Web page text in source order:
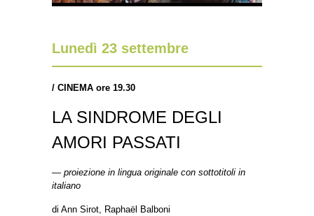
Lunedì 23 settembre
/ CINEMA ore 19.30
LA SINDROME DEGLI
AMORI PASSATI
— proiezione in lingua originale con sottotitoli in
italiano
di Ann Sirot, Raphaël Balboni